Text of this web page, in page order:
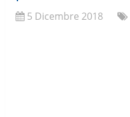
5 Dicembre 2018